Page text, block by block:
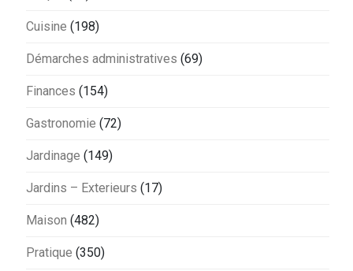
Cuisine (198)
Démarches administratives (69)
Finances (154)
Gastronomie (72)
Jardinage (149)
Jardins – Exterieurs (17)
Maison (482)
Pratique (350)